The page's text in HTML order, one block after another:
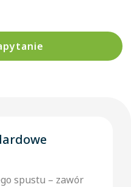
spustu – zawór